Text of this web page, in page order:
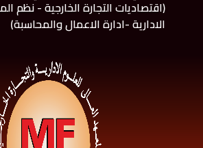
(اقتصاديات التجارة الخارجية - نظم
الادارية -ادارة الاعمال والمحاسبة)